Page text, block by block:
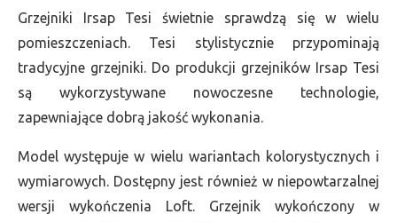
Grzejniki Irsap Tesi świetnie sprawdzą się w wielu
pomieszczeniach. Tesi stylistycznie przypominają
tradycyjne grzejniki. Do produkcji grzejników Irsap Tesi
są wykorzystywane nowoczesne technologie,
zapewniające dobrą jakość wykonania.
Model występuje w wielu wariantach kolorystycznych i
wymiarowych. Dostępny jest również w niepowtarzalnej
wersji wykończenia Loft. Grzejnik wykończony w